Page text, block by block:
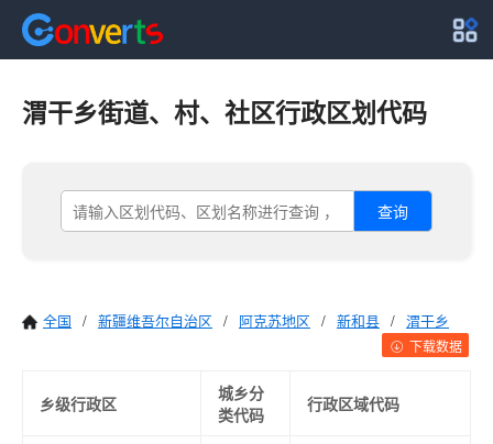
渭干乡街道、村、社区行政区划代码
查询
全国 / 新疆维吾尔自治区 / 阿克苏地区 / 新和县 / 渭干乡
下载数据
乡级行政区
城乡分
类代码
行政区域代码